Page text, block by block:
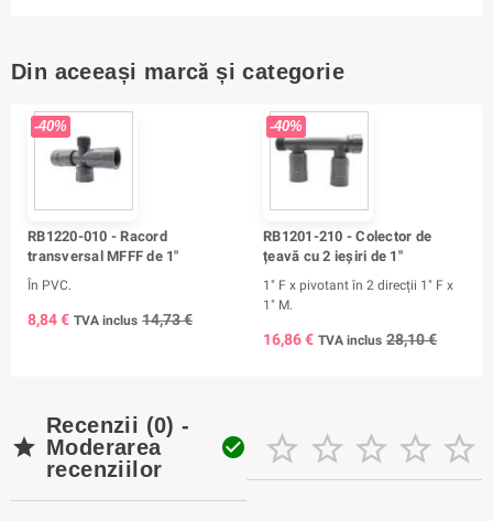
Din aceeași marcă și categorie
-40%
RB1220-010 - Racord
transversal MFFF de 1"
În PVC.
8,84 € TVA inclus 14,73 €
-40%
RB1201-210 - Colector de
țeavă cu 2 ieșiri de 1"
1" F x pivotant în 2 direcții 1" F x
1" M.
16,86 € TVA inclus 28,10 €

Recenzii (0) -
Moderarea
recenziilor
     